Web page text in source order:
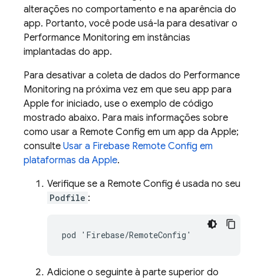
alterações no comportamento e na aparência do
app. Portanto, você pode usá-la para desativar o
Performance Monitoring em instâncias
implantadas do app.
Para desativar a coleta de dados do Performance
Monitoring na próxima vez em que seu app para
Apple for iniciado, use o exemplo de código
mostrado abaixo. Para mais informações sobre
como usar a Remote Config em um app da Apple;
consulte Usar a Firebase Remote Config em
plataformas da Apple.
Verifique se a Remote Config é usada no seu
Podfile :
Adicione o seguinte à parte superior do